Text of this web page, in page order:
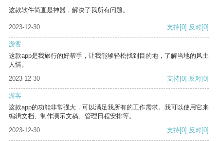
这款软件简直是神器，解决了我所有问题。
2023-12-30 支持[0] 反对[0]
游客
这款app是我旅行的好帮手，让我能够轻松找到目的地，了解当地的风土
人情。
2023-12-30
支持[0] 反对[0]
游客
这款app的功能非常强大，可以满足我所有的工作需求。我可以使用它来
编辑文档、制作演示文稿、管理日程安排等。
2023-12-30
支持[0] 反对[0]